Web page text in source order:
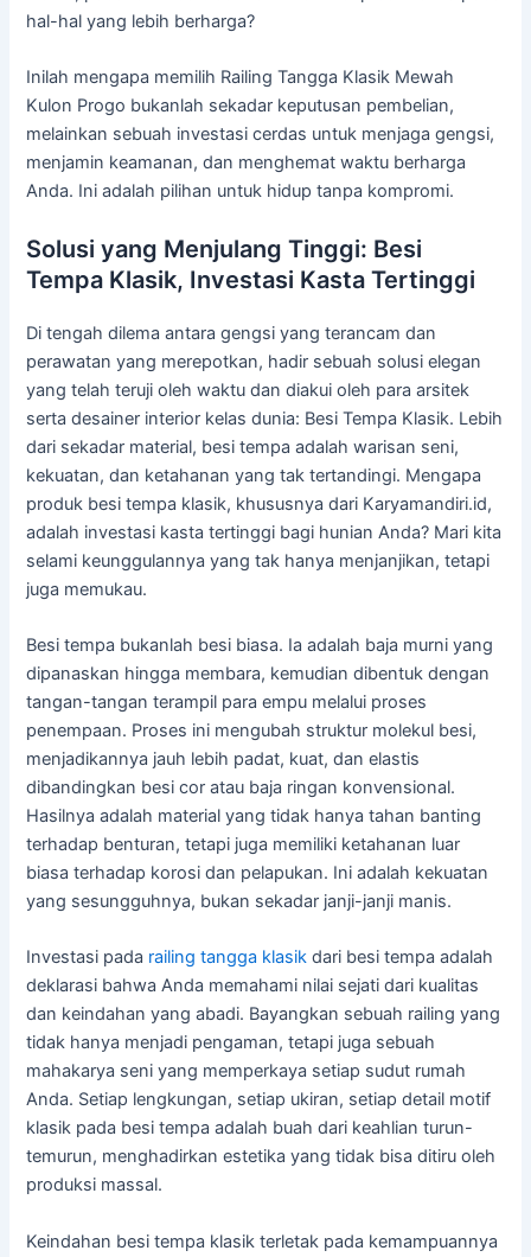
hal-hal yang lebih berharga?
Inilah mengapa memilih Railing Tangga Klasik Mewah
Kulon Progo bukanlah sekadar keputusan pembelian,
melainkan sebuah investasi cerdas untuk menjaga gengsi,
menjamin keamanan, dan menghemat waktu berharga
Anda. Ini adalah pilihan untuk hidup tanpa kompromi.
Solusi yang Menjulang Tinggi: Besi
Tempa Klasik, Investasi Kasta Tertinggi
Di tengah dilema antara gengsi yang terancam dan
perawatan yang merepotkan, hadir sebuah solusi elegan
yang telah teruji oleh waktu dan diakui oleh para arsitek
serta desainer interior kelas dunia: Besi Tempa Klasik. Lebih
dari sekadar material, besi tempa adalah warisan seni,
kekuatan, dan ketahanan yang tak tertandingi. Mengapa
produk besi tempa klasik, khususnya dari Karyamandiri.id,
adalah investasi kasta tertinggi bagi hunian Anda? Mari kita
selami keunggulannya yang tak hanya menjanjikan, tetapi
juga memukau.
Besi tempa bukanlah besi biasa. Ia adalah baja murni yang
dipanaskan hingga membara, kemudian dibentuk dengan
tangan-tangan terampil para empu melalui proses
penempaan. Proses ini mengubah struktur molekul besi,
menjadikannya jauh lebih padat, kuat, dan elastis
dibandingkan besi cor atau baja ringan konvensional.
Hasilnya adalah material yang tidak hanya tahan banting
terhadap benturan, tetapi juga memiliki ketahanan luar
biasa terhadap korosi dan pelapukan. Ini adalah kekuatan
yang sesungguhnya, bukan sekadar janji-janji manis.
Investasi pada railing tangga klasik dari besi tempa adalah
deklarasi bahwa Anda memahami nilai sejati dari kualitas
dan keindahan yang abadi. Bayangkan sebuah railing yang
tidak hanya menjadi pengaman, tetapi juga sebuah
mahakarya seni yang memperkaya setiap sudut rumah
Anda. Setiap lengkungan, setiap ukiran, setiap detail motif
klasik pada besi tempa adalah buah dari keahlian turun-
temurun, menghadirkan estetika yang tidak bisa ditiru oleh
produksi massal.
Keindahan besi tempa klasik terletak pada kemampuannya